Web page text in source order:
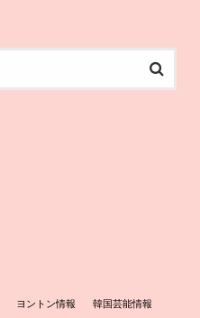
ヨントン情報
韓国芸能情報